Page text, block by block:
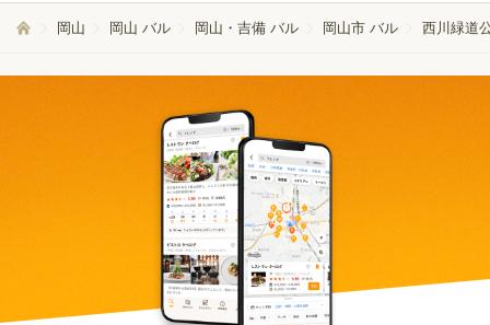
岡山 岡山 バル 岡山・吉備 バル 岡山市 バル 西川緑道